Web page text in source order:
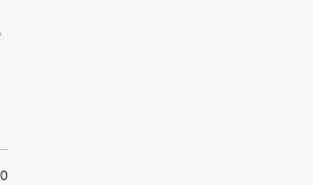
0